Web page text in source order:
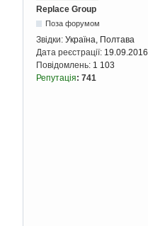
Replace Group
Поза форумом
Звідки: Україна, Полтава
Дата реєстрації: 19.09.2016
Повідомлень: 1 103
Репутація: 741